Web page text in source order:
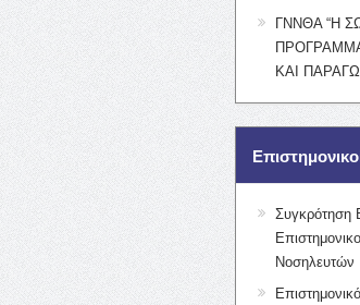
ΓΝΝΘΑ “Η
ΚΑΙ
Συγκρότηση
Νοσηλευτών